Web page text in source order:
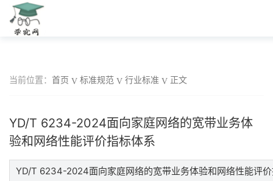
当前位置： 首页 标准规范 行业标准 正文
YD/T 6234-2024面向家庭网络的宽带业务体
验和网络性能评价指标体系
YD/T 6234-2024面向家庭网络的宽带业务体验和网络性能评